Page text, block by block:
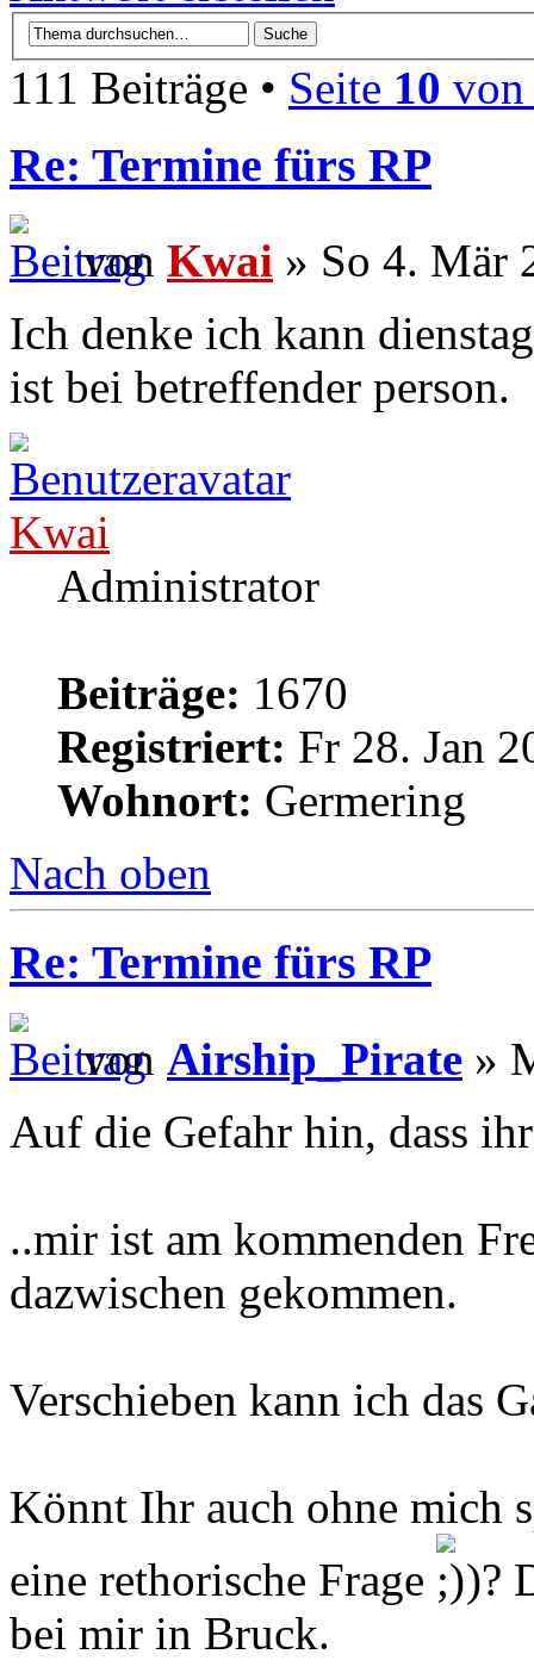
111 Beiträge • Seite 10
Re: Termine fürs RP
von Kwai » So 4. Mär
Ich denke ich kann
ist bei betreffender person.
Kwai
Administrator
Beiträge: 1670
Registriert: Fr 28. Jan
Wohnort: Germering
Nach oben
Re: Termine fürs RP
von Airship_Pirate »
Auf die Gefahr hin, dass
..mir ist am kommenden
dazwischen gekommen.
Verschieben kann ich das
Könnt Ihr auch ohne mich
eine rethorische Frage
)?
bei mir in Bruck.